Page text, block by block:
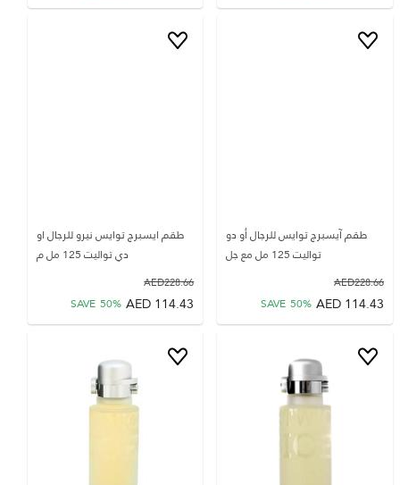
طقم آيسبرج توايس للرجال أو دو
تواليت 125 مل مع جل
228.66
AED
114.43
AED
SAVE 50%
طقم ايسبرج توايس نيرو للرجال او
دي تواليت 125 مل م
228.66
AED
114.43
AED
SAVE 50%